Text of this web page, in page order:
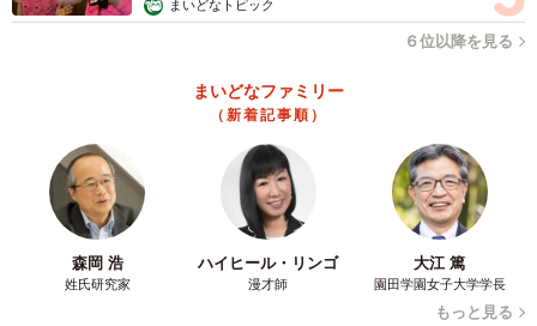
旦那「ぱらっぱっぱっぱー♪」
— なちゅ。 (@itacchiku)November 7, 2022
まいどなトピック
６位以降を見る
まいどなファミリー
（新着記事順）
森岡 浩
姓氏研究家
ハイヒール・リンゴ
漫才師
大江 篤
園田学園女子大学学長
もっと見る